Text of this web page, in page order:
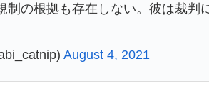
制の根拠も存在しない。彼は裁判
August 4, 2021